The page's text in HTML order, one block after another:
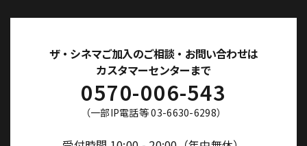
ザ・シネマご加入のご相談・お問い合わせは
カスタマーセンターまで
0570-006-543
（一部IP電話等 03-6630-6298）